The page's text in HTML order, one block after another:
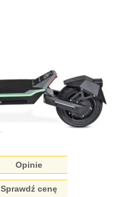
Opinie
Sprawdź cenę